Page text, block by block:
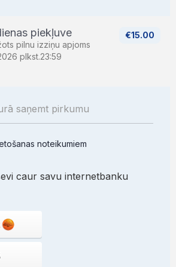
€15.00
piekļuve
pilnu izziņu apjoms
plkst.23:59
noteikumiem
caur savu internetbanku